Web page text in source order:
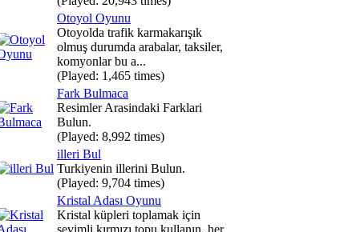
Otoyol Oyunu
Otoyolda trafik karmakarışık
olmuş durumda arabalar, taksiler,
komyonlar bu a...
(Played: 1,465 times)
Fark Bulmaca
Resimler Arasindaki Farklari
Bulun.
(Played: 8,992 times)
illeri Bul
Turkiyenin illerini Bulun.
(Played: 9,704 times)
Kristal Adası Oyunu
Kristal küpleri toplamak için
sevimli kırmızı topu kullanın, her